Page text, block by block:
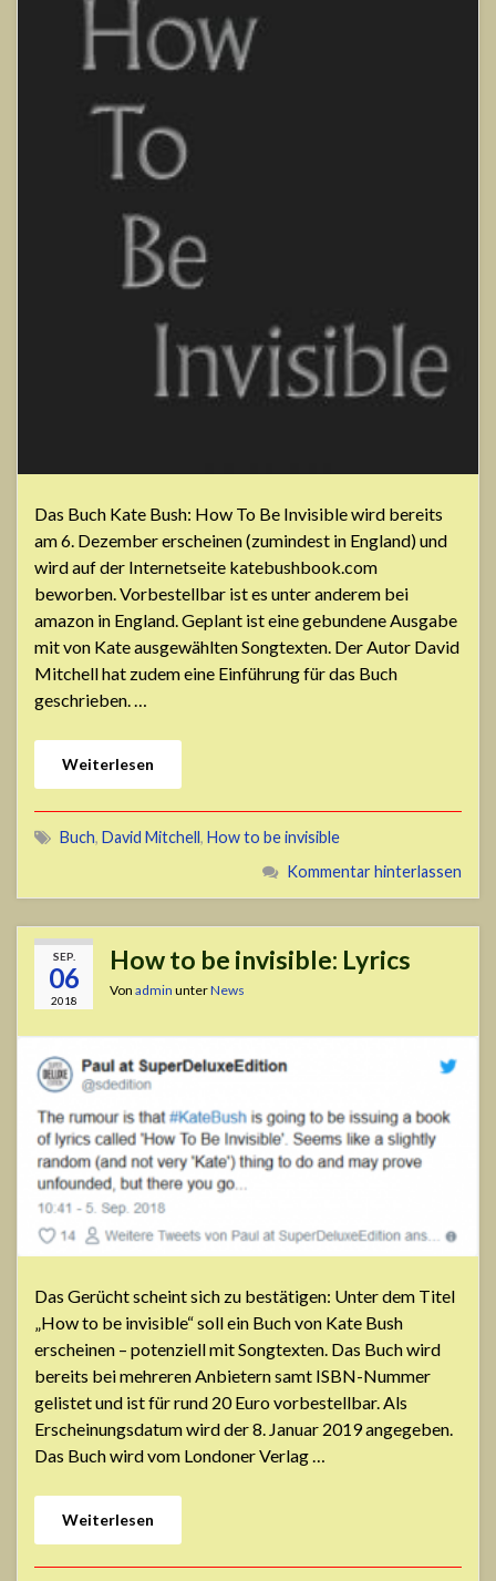
Das Buch Kate Bush: How To Be Invisible wird bereits
am 6. Dezember erscheinen (zumindest in England) und
wird auf der Internetseite katebushbook.com
beworben. Vorbestellbar ist es unter anderem bei
amazon in England. Geplant ist eine gebundene Ausgabe
mit von Kate ausgewählten Songtexten. Der Autor David
Mitchell hat zudem eine Einführung für das Buch
geschrieben. …
Weiterlesen
Buch, David Mitchell, How to be invisible
Kommentar hinterlassen
SEP.
06
2018
How to be invisible: Lyrics
Von admin unterNews
Das Gerücht scheint sich zu bestätigen: Unter dem Titel
„How to be invisible“ soll ein Buch von Kate Bush
erscheinen – potenziell mit Songtexten. Das Buch wird
bereits bei mehreren Anbietern samt ISBN-Nummer
gelistet und ist für rund 20 Euro vorbestellbar. Als
Erscheinungsdatum wird der 8. Januar 2019 angegeben.
Das Buch wird vom Londoner Verlag …
Weiterlesen